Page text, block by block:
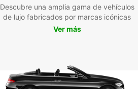
Descubre una amplia gama de vehículos
de lujo fabricados por marcas icónicas
Ver más